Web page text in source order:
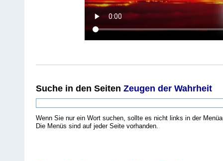
Suche in den Seiten Zeugen der Wahrheit
Wenn Sie nur ein Wort suchen, sollte es nicht links in der
Die Menüs sind auf jeder Seite vorhanden..